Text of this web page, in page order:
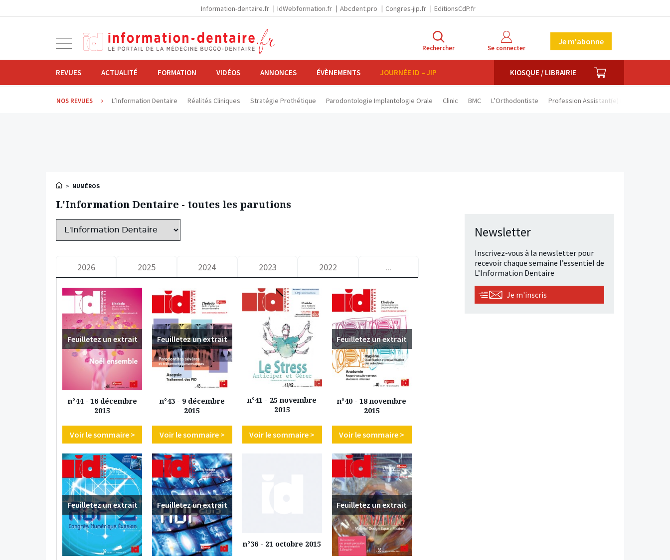
Information-dentaire.fr IdWebformation.fr Abcdent.pro Congres-jip.fr EditionsCdP.fr
navigation
Rechercher Se connecter
Je m'abonne
REVUES ACTUALITÉ FORMATION VIDÉOS ANNONCES ÉVÈNEMENTS JOURNÉE ID – JIP KIOSQUE / LIBRAIRIE PANIER
NOS REVUES L’Information Dentaire Réalités Cliniques Stratégie Prothétique Parodontologie Implantologie Orale Clinic BMC L’Orthodontiste Profession Assistant(e) Dentaire
> NUMÉROS
L'Information Dentaire - toutes les parutions
2026 2025 2024 2023 2022 ...
Feuilletez un extrait
n°44 - 16 décembre
2015
Voir le sommaire >
Feuilletez un extrait
n°43 - 9 décembre
2015
Voir le sommaire >
n°41 - 25 novembre
2015
Voir le sommaire >
Feuilletez un extrait
n°40 - 18 novembre
2015
Voir le sommaire >
Feuilletez un extrait Feuilletez un extrait
n°36 - 21 octobre 2015
Feuilletez un extrait
Newsletter
Inscrivez-vous à la newsletter pour
recevoir chaque semaine l’essentiel de
L’Information Dentaire
Je m'inscris